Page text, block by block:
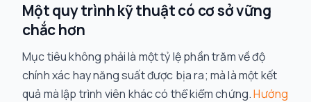
Một quy trình kỹ thuật có cơ sở vững
chắc hơn
Mục tiêu không phải là một tỷ lệ phần trăm về độ
chính xác hay năng suất được bịa ra; mà là một kết
quả mà lập trình viên khác có thể kiểm chứng.Hướng